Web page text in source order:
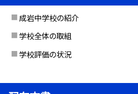
成岩中学校の紹介
学校全体の取組
学校評価の状況